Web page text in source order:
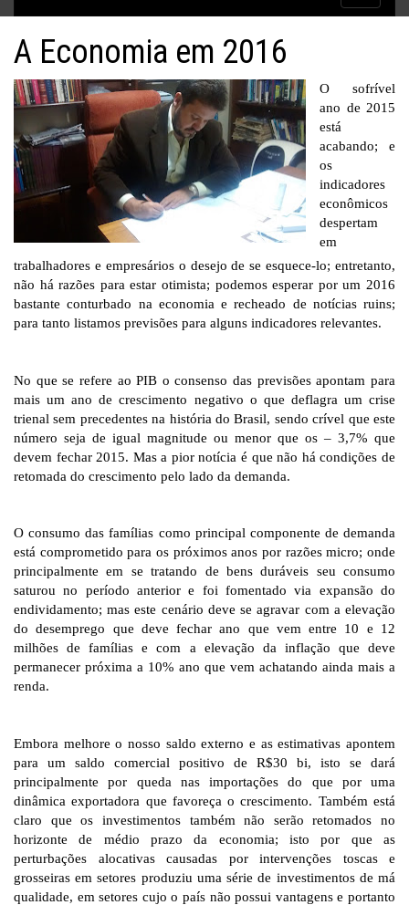
A Economia em 2016
O sofrível
ano de 2015
está
acabando; e
os
indicadores
econômicos
despertam
em
trabalhadores e empresários o desejo de se esquece-lo; entretanto,
não há razões para estar otimista; podemos esperar por um 2016
bastante conturbado na economia e recheado de notícias ruins;
para tanto listamos previsões para alguns indicadores relevantes.
No que se refere ao PIB o consenso das previsões apontam para
mais um ano de crescimento negativo o que deflagra um crise
trienal sem precedentes na história do Brasil, sendo crível que este
número seja de igual magnitude ou menor que os – 3,7% que
devem fechar 2015. Mas a pior notícia é que não há condições de
retomada do crescimento pelo lado da demanda.
O consumo das famílias como principal componente de demanda
está comprometido para os próximos anos por razões micro; onde
principalmente em se tratando de bens duráveis seu consumo
saturou no período anterior e foi fomentado via expansão do
endividamento; mas este cenário deve se agravar com a elevação
do desemprego que deve fechar ano que vem entre 10 e 12
milhões de famílias e com a elevação da inflação que deve
permanecer próxima a 10% ano que vem achatando ainda mais a
renda.
Embora melhore o nosso saldo externo e as estimativas apontem
para um saldo comercial positivo de R$30 bi, isto se dará
principalmente por queda nas importações do que por uma
dinâmica exportadora que favoreça o crescimento. Também está
claro que os investimentos também não serão retomados no
horizonte de médio prazo da economia; isto por que as
perturbações alocativas causadas por intervenções toscas e
grosseiras em setores produziu uma série de investimentos de má
qualidade, em setores cujo o país não possui vantagens e portanto